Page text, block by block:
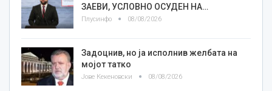
ЗАЕВИ, УСЛОВНО ОСУДЕН НА…
Плусинфо 08/08/2026
Задоцнив, но ја исполнив желбата на
мојот татко
Јове Кекеновски 08/08/2026